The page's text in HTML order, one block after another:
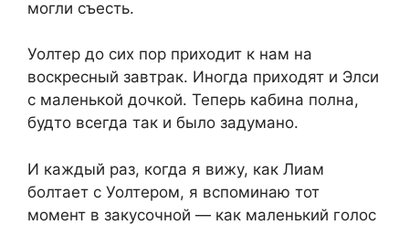
могли съесть.
Уолтер до сих пор приходит к нам на
воскресный завтрак. Иногда приходят и Элси
с маленькой дочкой. Теперь кабина полна,
будто всегда так и было задумано.
И каждый раз, когда я вижу, как Лиам
болтает с Уолтером, я вспоминаю тот
момент в закусочной — как маленький голос